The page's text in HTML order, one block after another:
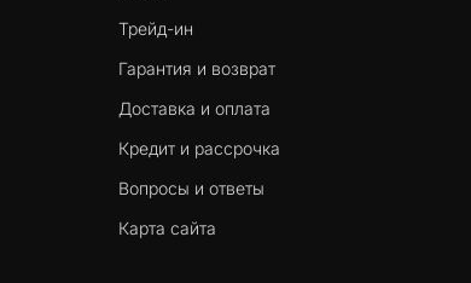
Трейд-ин
Гарантия и возврат
Доставка и оплата
Кредит и рассрочка
Вопросы и ответы
Карта сайта